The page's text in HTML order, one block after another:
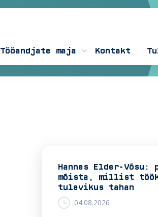
Tööandjate maja Kontakt
Hannes Elder-
mõista, millist
tulevikus tahan
04.08.2026